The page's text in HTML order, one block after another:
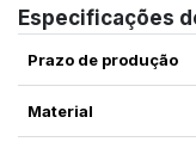
Especificações
Prazo de produção
Material